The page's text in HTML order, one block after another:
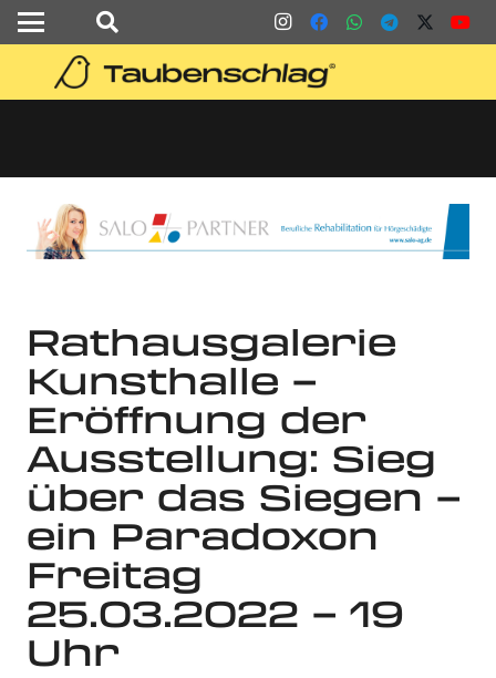
Rathausgalerie
Kunsthalle –
Eröffnung der
Ausstellung: Sieg
über das Siegen –
ein Paradoxon
Freitag
25.03.2022 – 19
Uhr